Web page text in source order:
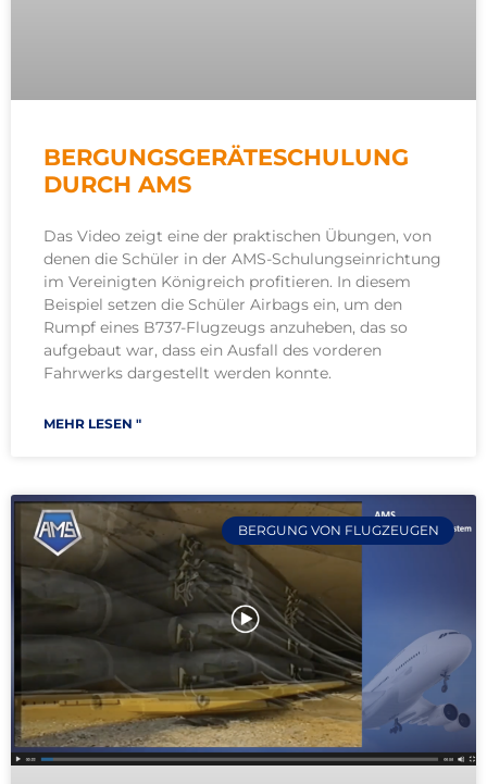
BERGUNGSGERÄTESCHULUNG
DURCH AMS
Das Video zeigt eine der praktischen Übungen, von
denen die Schüler in der AMS-Schulungseinrichtung
im Vereinigten Königreich profitieren. In diesem
Beispiel setzen die Schüler Airbags ein, um den
Rumpf eines B737-Flugzeugs anzuheben, das so
aufgebaut war, dass ein Ausfall des vorderen
Fahrwerks dargestellt werden konnte.
MEHR LESEN "
BERGUNG VON FLUGZEUGEN